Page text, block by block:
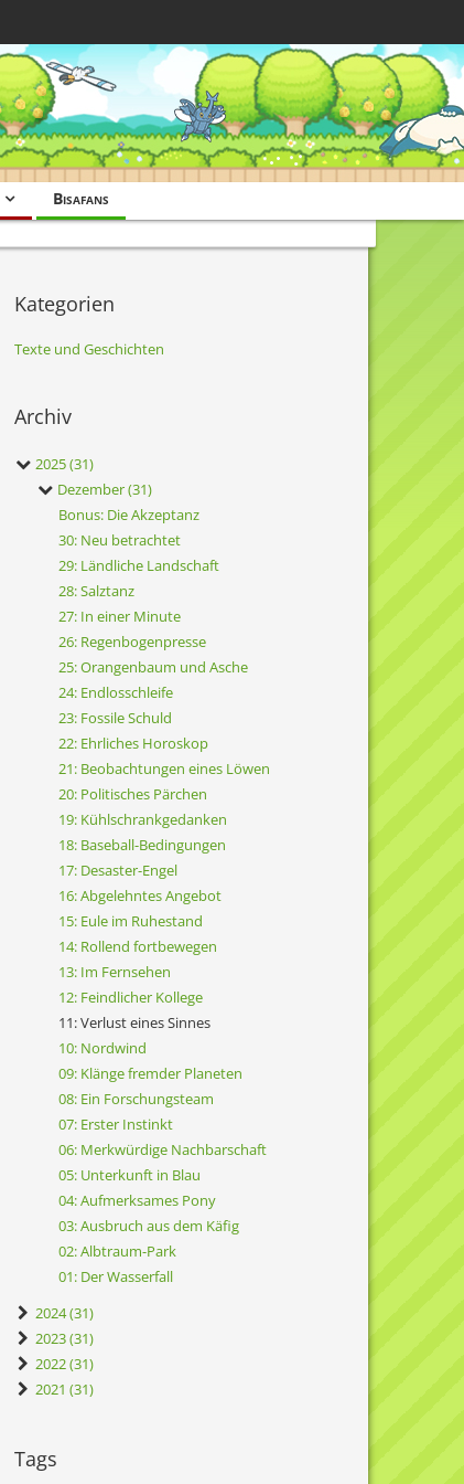
Bisafans
Kategorien
Texte und Geschichten
Archiv
2025 (31)
Dezember (31)
Bonus: Die Akzeptanz
30: Neu betrachtet
29: Ländliche Landschaft
28: Salztanz
27: In einer Minute
26: Regenbogenpresse
25: Orangenbaum und Asche
24: Endlosschleife
23: Fossile Schuld
22: Ehrliches Horoskop
21: Beobachtungen eines Löwen
20: Politisches Pärchen
19: Kühlschrankgedanken
18: Baseball-Bedingungen
17: Desaster-Engel
16: Abgelehntes Angebot
15: Eule im Ruhestand
14: Rollend fortbewegen
13: Im Fernsehen
12: Feindlicher Kollege
11: Verlust eines Sinnes
10: Nordwind
09: Klänge fremder Planeten
08: Ein Forschungsteam
07: Erster Instinkt
06: Merkwürdige Nachbarschaft
05: Unterkunft in Blau
04: Aufmerksames Pony
03: Ausbruch aus dem Käfig
02: Albtraum-Park
01: Der Wasserfall
2024 (31)
2023 (31)
2022 (31)
2021 (31)
Tags